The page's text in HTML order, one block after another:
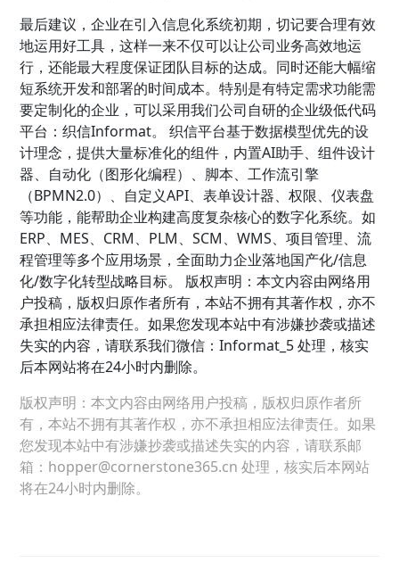
最后建议，企业在引入信息化系统初期，切记要合理有效
地运用好工具，这样一来不仅可以让公司业务高效地运
行，还能最大程度保证团队目标的达成。同时还能大幅缩
短系统开发和部署的时间成本。特别是有特定需求功能需
要定制化的企业，可以采用我们公司自研的企业级低代码
平台：织信Informat。 织信平台基于数据模型优先的设
计理念，提供大量标准化的组件，内置AI助手、组件设计
器、自动化（图形化编程）、脚本、工作流引擎
（BPMN2.0）、自定义API、表单设计器、权限、仪表盘
等功能，能帮助企业构建高度复杂核心的数字化系统。如
ERP、MES、CRM、PLM、SCM、WMS、项目管理、流
程管理等多个应用场景，全面助力企业落地国产化/信息
化/数字化转型战略目标。 版权声明：本文内容由网络用
户投稿，版权归原作者所有，本站不拥有其著作权，亦不
承担相应法律责任。如果您发现本站中有涉嫌抄袭或描述
失实的内容，请联系我们微信：Informat_5 处理，核实
后本网站将在24小时内删除。
版权声明：本文内容由网络用户投稿，版权归原作者所
有，本站不拥有其著作权，亦不承担相应法律责任。如果
您发现本站中有涉嫌抄袭或描述失实的内容，请联系邮
箱：hopper@cornerstone365.cn 处理，核实后本网站
将在24小时内删除。